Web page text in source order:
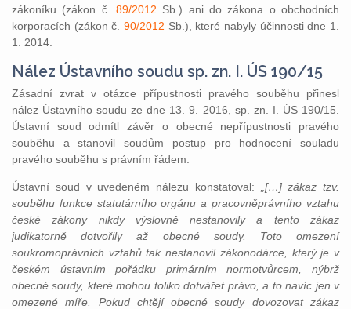
zákoníku (zákon č. 89/2012 Sb.) ani do zákona o obchodních
korporacích (zákon č. 90/2012 Sb.), které nabyly účinnosti dne 1.
1. 2014.
Nález Ústavního soudu sp. zn. I. ÚS 190/15
Zásadní zvrat v otázce přípustnosti pravého souběhu přinesl
nález Ústavního soudu ze dne 13. 9. 2016, sp. zn. I. ÚS 190/15.
Ústavní soud odmítl závěr o obecné nepřípustnosti pravého
souběhu a stanovil soudům postup pro hodnocení souladu
pravého souběhu s právním řádem.
Ústavní soud v uvedeném nálezu konstatoval:
„[…] zákaz tzv.
souběhu funkce statutárního orgánu a pracovněprávního vztahu
české zákony nikdy výslovně nestanovily a tento zákaz
judikatorně dotvořily až obecné soudy. Toto omezení
soukromoprávních vztahů tak nestanovil zákonodárce, který je v
českém ústavním pořádku primárním normotvůrcem, nýbrž
obecné soudy, které mohou toliko dotvářet právo, a to navíc jen v
omezené míře. Pokud chtějí obecné soudy dovozovat zákaz